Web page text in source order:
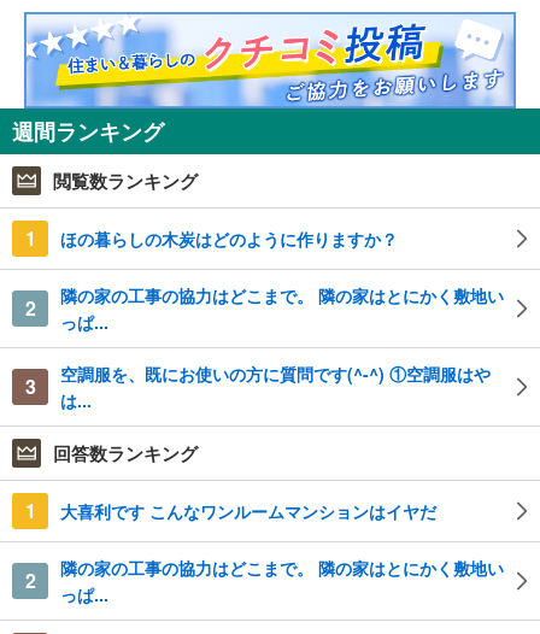
週間ランキング
閲覧数ランキング
1 ほの暮らしの木炭はどのように作りますか？
2
隣の家の工事の協力はどこまで。 隣の家はとにかく敷地い
っぱ...
3
空調服を、既にお使いの方に質問です(^-^) ①空調服はや
は...
回答数ランキング
1 大喜利です こんなワンルームマンションはイヤだ
2
隣の家の工事の協力はどこまで。 隣の家はとにかく敷地い
っぱ...